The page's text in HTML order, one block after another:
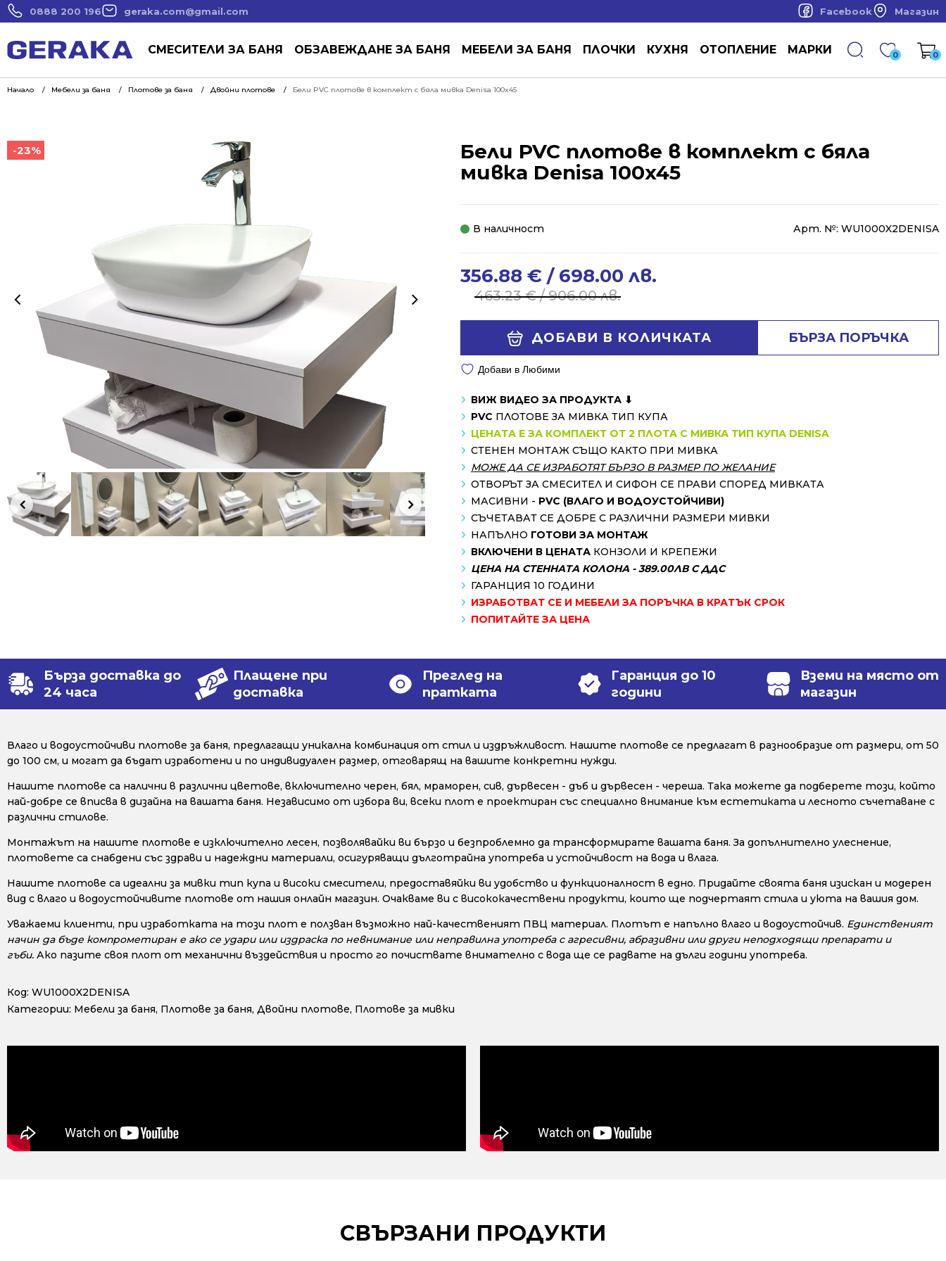
0888 200 196 geraka.com@gmail.com Facebook Магазин
СМЕСИТЕЛИ ЗА БАНЯ ОБЗАВЕЖДАНЕ ЗА БАНЯ МЕБЕЛИ ЗА БАНЯ ПЛОЧКИ КУХНЯ ОТОПЛЕНИЕ МАРКИ 0 0
Начало Мебели за баня Плотове за баня Двойни плотове Бели PVC плотове в комплект с бяла мивка Denisa 100x45
-23%
-23%
Бели PVC плотове в комплект с бяла
мивка Denisa 100x45
В наличност Арт. №: WU1000X2DENISA
463.23€/ 906.00 лв.
Original
price
906.00 лв..
356.88 € / 698.00 лв.
Current
price
698.00 лв..
ДОБАВИ В КОЛИЧКАТА БЪРЗА ПОРЪЧКА
Добави в Любими
ВИЖ ВИДЕО ЗА ПРОДУКТА ⬇
PVC ПЛОТОВЕ ЗА МИВКА ТИП КУПА
ЦЕНАТА Е ЗА КОМПЛЕКТ ОТ 2 ПЛОТА С МИВКА ТИП КУПА DENISA
СТЕНЕН МОНТАЖ СЪЩО КАКТО ПРИ МИВКА
МОЖЕ ДА СЕ ИЗРАБОТЯТ БЪРЗО В РАЗМЕР ПО ЖЕЛАНИЕ
ОТВОРЪТ ЗА СМЕСИТЕЛ И СИФОН СЕ ПРАВИ СПОРЕД МИВКАТА
МАСИВНИ - PVC (ВЛАГО И ВОДОУСТОЙЧИВИ)
СЪЧЕТАВАТ СЕ ДОБРЕ С РАЗЛИЧНИ РАЗМЕРИ МИВКИ
НАПЪЛНО ГОТОВИ ЗА МОНТАЖ
ВКЛЮЧЕНИ В ЦЕНАТА КОНЗОЛИ И КРЕПЕЖИ
ЦЕНА НА СТЕННАТА КОЛОНА - 389.00ЛВ С ДДС
ГАРАНЦИЯ 10 ГОДИНИ
ИЗРАБОТВАТ СЕ И МЕБЕЛИ ЗА ПОРЪЧКА В КРАТЪК СРОК
ПОПИТАЙТЕ ЗА ЦЕНА
Бърза доставка до
24 часа
Плащене при
доставка
Преглед на
пратката
Гаранция до 10
години
Вземи на място от
магазин
Влаго и водоустойчиви плотове за баня, предлагащи уникална комбинация от стил и издръжливост. Нашите плотове се предлагат в разнообразие от размери, от 50
до 100 см, и могат да бъдат изработени и по индивидуален размер, отговарящ на вашите конкретни нужди.
Нашите плотове са налични в различни цветове, включително черен, бял, мраморен, сив, дървесен - дъб и дървесен - череша. Така можете да подберете този, който
най-добре се вписва в дизайна на вашата баня. Независимо от избора ви, всеки плот е проектиран със специално внимание към естетиката и лесното съчетаване с
различни стилове.
Монтажът на нашите плотове е изключително лесен, позволявайки ви бързо и безпроблемно да трансформирате вашата баня. За допълнително улеснение,
плотовете са снабдени със здрави и надеждни материали, осигуряващи дълготрайна употреба и устойчивост на вода и влага.
Нашите плотове са идеални за мивки тип купа и високи смесители, предоставяйки ви удобство и функционалност в едно. Придайте своята баня изискан и модерен
вид с влаго и водоустойчивите плотове от нашия онлайн магазин. Очакваме ви с висококачествени продукти, които ще подчертаят стила и уюта на вашия дом.
Уважаеми клиенти, при изработката на този плот е ползван възможно най-качественият ПВЦ материал. Плотът е напълно влаго и водоустойчив. Единственият
начин да бъде компрометиран е ако се удари или издраска по невнимание или неправилна употреба с агресивни, абразивни или други неподходящи препарати и
гъби. Ако пазите своя плот от механични въздействия и просто го почиствате внимателно с вода ще се радвате на дълги години употреба.
Код: WU1000X2DENISA
Категории: Мебели за баня, Плотове за баня, Двойни плотове, Плотове за мивки
СВЪРЗАНИ ПРОДУКТИ